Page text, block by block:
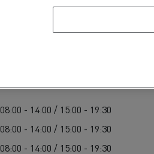
08:00 - 14:00 / 15:00 - 19:30
08:00 - 14:00 / 15:00 - 19:30
08:00 - 14:00 / 15:00 - 19:30